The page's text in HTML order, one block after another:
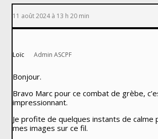
11 août 2024 à 13 h 20 min
Loïc Admin ASCPF
Bonjour.
Bravo Marc pour ce combat de grèbe,
impressionnant.
Je profite de quelques instants de calme
mes images sur ce fil.